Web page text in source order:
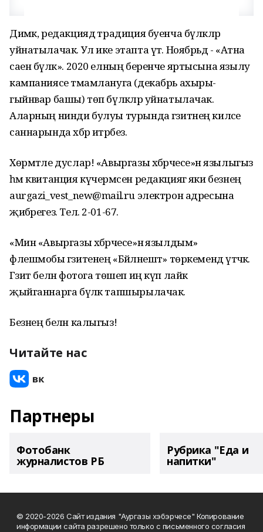
Димәк, редакциядә традиция буенча бүләкләр
уйнатылачак. Ул ике этапта үтә. Ноябрьдә - «Атна
саен бүләк». 2020 елның беренче яртысына язылу
кампаниясе тәмамлануга (декабрь ахыры-
гыйнвар башы) төп бүләкләр уйнатылачак.
Аларның нинди булуы турында гәзитнең киләсе
саннарында хәбәр итәрбез.
Хөрмәтле дуслар! «Авыргазы хәбәрчесе»нә язылыгыз
һәм квитанция күчермәсен редакциягә яки безнең
aurgazi_vest_new@mail.ru электрон адресына
җибәрегез. Тел. 2-01-67.
«Мин «Авыргазы хәбәрчесе»нә язылдым»
флешмобы гәзитенең «Бәйләнештә» төркемендә үтәчәк.
Гәзит белән фотога төшеп иң күп лайк
җыйганнарга бүләк тапшырылачак.
Безнең белән калыгыз!
Читайте нас
Партнеры
Фотобанк
журналистов РБ
Рубрика "Еда и
напитки"
© 2020-2026 Сайт издания "Аургазы хэбэрчесе" Копирование
информации сайта разрешено только с письменного согласия